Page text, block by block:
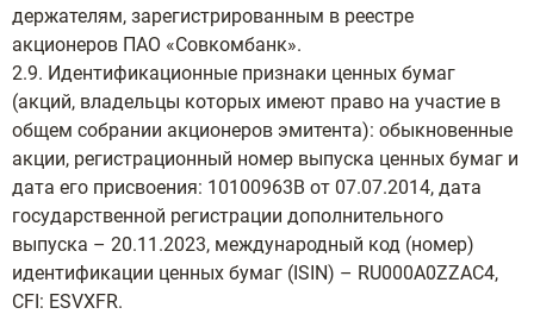
держателям, зарегистрированным в реестре
акционеров ПАО «Совкомбанк».
2.9. Идентификационные признаки ценных бумаг
(акций, владельцы которых имеют право на участие в
общем собрании акционеров эмитента): обыкновенные
акции, регистрационный номер выпуска ценных бумаг и
дата его присвоения: 10100963B от 07.07.2014, дата
государственной регистрации дополнительного
выпуска – 20.11.2023, международный код (номер)
идентификации ценных бумаг (ISIN) – RU000A0ZZAC4,
CFI: ESVXFR.